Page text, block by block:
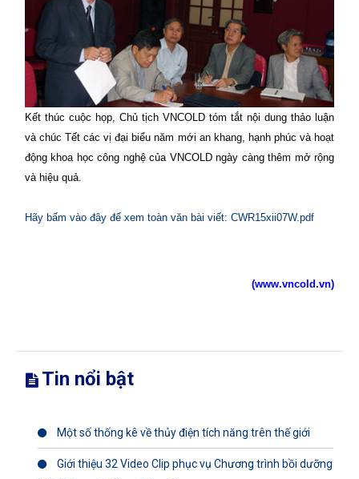
Kết thúc cuộc họp, Chủ tịch VNCOLD tóm tắt nội dung thảo luận
và chúc Tết các vị đại biểu năm mới an khang, hạnh phúc và hoạt
động khoa học công nghệ của VNCOLD ngày càng thêm mở rộng
và hiệu quả.
Hãy bấm vào đây để xem toàn văn bài viết: CWR15xii07W.pdf
(www.vncold.vn)
Tin nổi bật
Một số thống kê về thủy điện tích năng trên thế giới
Giới thiệu 32 Video Clip phục vụ Chương trình bồi dưỡng